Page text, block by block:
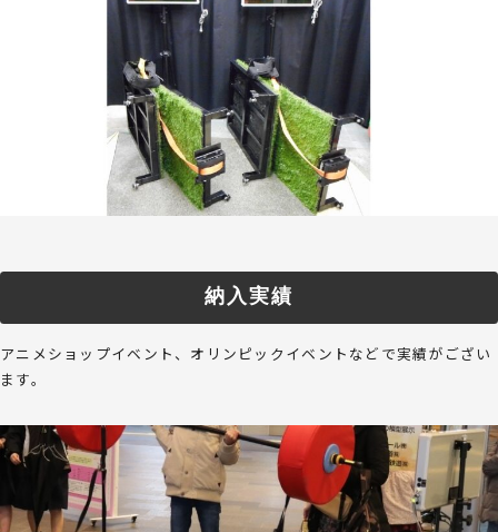
納入実績
アニメショップイベント、オリンピックイベントなどで実績がござい
ます。